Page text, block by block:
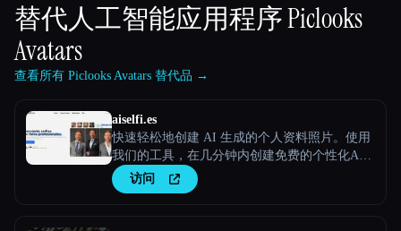
替代人工智能应用程序Piclooks
Avatars
查看所有 Piclooks Avatars 替代品 →
aiselfi.es
快速轻松地创建 AI 生成的个人资料照片。使用
我们的工具，在几分钟内创建免费的个性化AI
头像。试试看 → aiselfi.es
访问